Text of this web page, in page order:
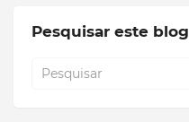
Pesquisar este blog